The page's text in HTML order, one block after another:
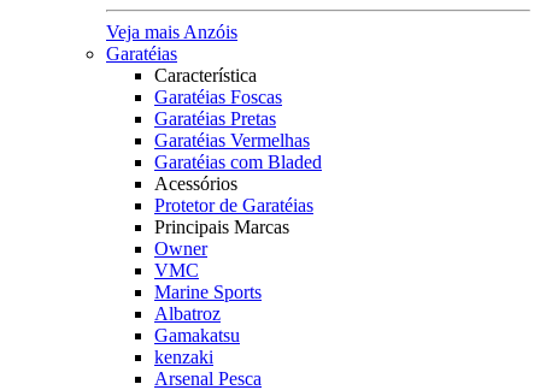
Veja mais Anzóis
Garatéias
Característica
Garatéias Foscas
Garatéias Pretas
Garatéias Vermelhas
Garatéias com Bladed
Acessórios
Protetor de Garatéias
Principais Marcas
Owner
VMC
Marine Sports
Albatroz
Gamakatsu
kenzaki
Arsenal Pesca